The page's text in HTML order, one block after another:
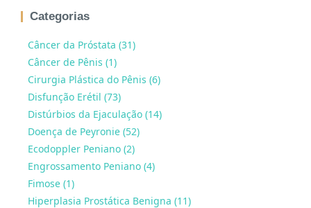
Categorias
Câncer da Próstata (31)
Câncer de Pênis (1)
Cirurgia Plástica do Pênis (6)
Disfunção Erétil (73)
Distúrbios da Ejaculação (14)
Doença de Peyronie (52)
Ecodoppler Peniano (2)
Engrossamento Peniano (4)
Fimose (1)
Hiperplasia Prostática Benigna (11)